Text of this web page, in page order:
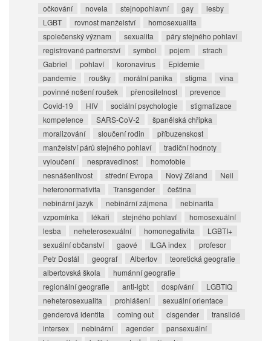
očkování
novela stejnopohlavní gay
lesby
LGBT
rovnost manželství
homosexualita
společenský význam
sexualita
páry stejného pohlaví
registrované partnerství
symbol pojem
strach
Gabriel
pohlaví koronavirus
Epidemie
pandemie
roušky morální panika stigma
vina
povinné nošení roušek
přenositelnost
prevence
Covid-19
HIV sociální psychologie
stigmatizace
kompetence
SARS-CoV-2
španělská chřipka
moralizování
sloučení rodin
příbuzenskost
manželství párů stejného pohlaví
tradiční hodnoty
vyloučení
nespravedlnost
homofobie
nesnášenlivost
střední Evropa Nový Zéland
Neil
heteronormativita
Transgender
čeština
nebinární jazyk
nebinární zájmena
nebinarita
vzpomínka
lékaři stejného pohlaví
homosexuální
lesba
neheterosexuální homonegativita
LGBTI+
sexuální občanství
gaové ILGA index
profesor
Petr Dostál
geograf Albertov
teoretická geografie
albertovská škola
humánní geografie
regionální geografie
anti-lgbt dospívání
LGBTIQ
neheterosexualita
prohlášení
sexuální orientace
genderová identita
coming out cisgender
translidé
intersex
nebinární agender
pansexuální